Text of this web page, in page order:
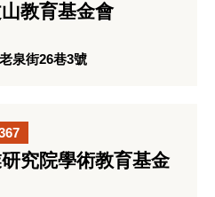
教育基金會
泉街26巷3號
究院學術教育基金